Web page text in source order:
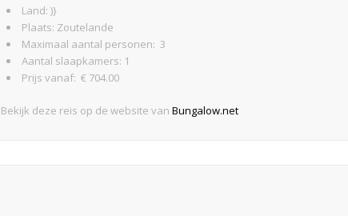
Land: )}
Plaats: Zoutelande
Maximaal aantal personen: 3
Aantal slaapkamers: 1
Prijs vanaf: € 704.00
Bekijk deze reis op de website vanBungalow.net